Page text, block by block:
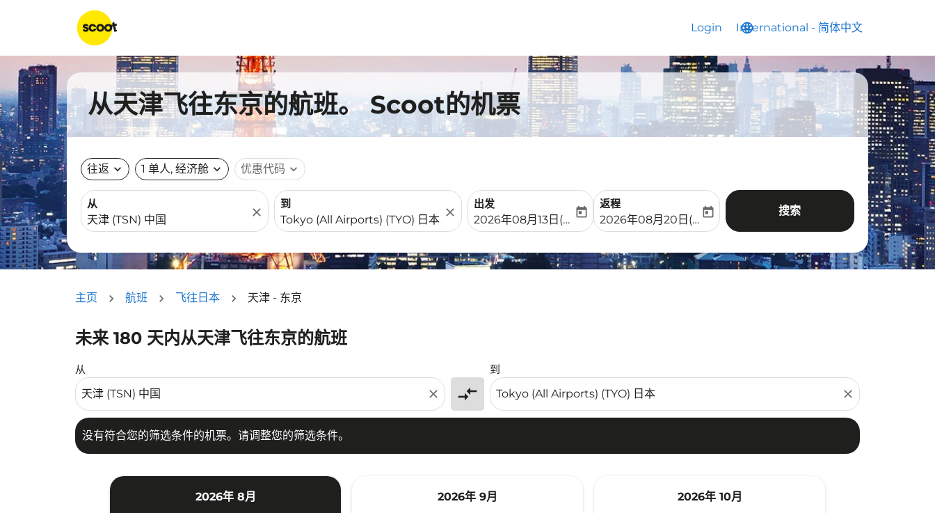
Login language
International - 简体中文
keyboard_arrow_down
从天津飞往东京的航班。 Scoot的机票
往返 expand_more 1 单人, 经济舱 expand_more 优惠代码 expand_more
从
close
到
close
出发
fc-booking-departure-date-aria-label
2026年08月13日(周四)
today
返程
fc-booking-return-date-aria-label
2026年08月20日(周四)
today 搜索
主页 航班 飞往日本 天津 - 东京
未来 180 天内从天津飞往东京的航班
从
close compare_arrows
到
close
没有符合您的筛选条件的机票。请调整您的筛选条件。
没有符合您的筛选条件的机票。请调整您的筛选条件。
2026年 8月
2026年 9月
2026年 10月